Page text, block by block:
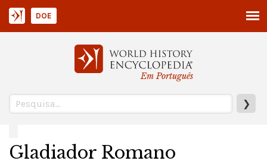
Em Português
❯
DOE
Gladiador Romano